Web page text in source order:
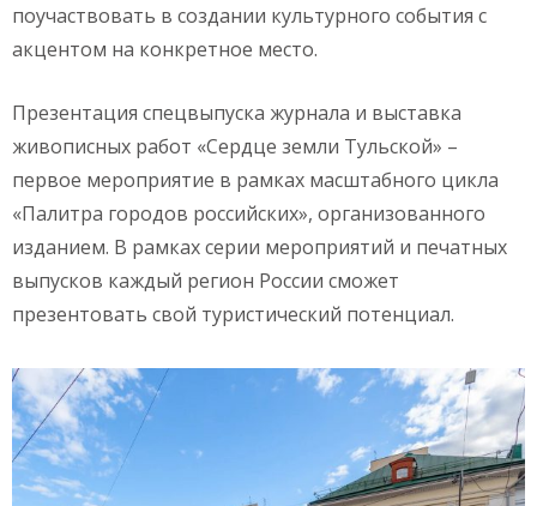
поучаствовать в создании культурного события с
акцентом на конкретное место.
Презентация спецвыпуска журнала и выставка
живописных работ «Сердце земли Тульской» –
первое мероприятие в рамках масштабного цикла
«Палитра городов российских», организованного
изданием. В рамках серии мероприятий и печатных
выпусков каждый регион России сможет
презентовать свой туристический потенциал.